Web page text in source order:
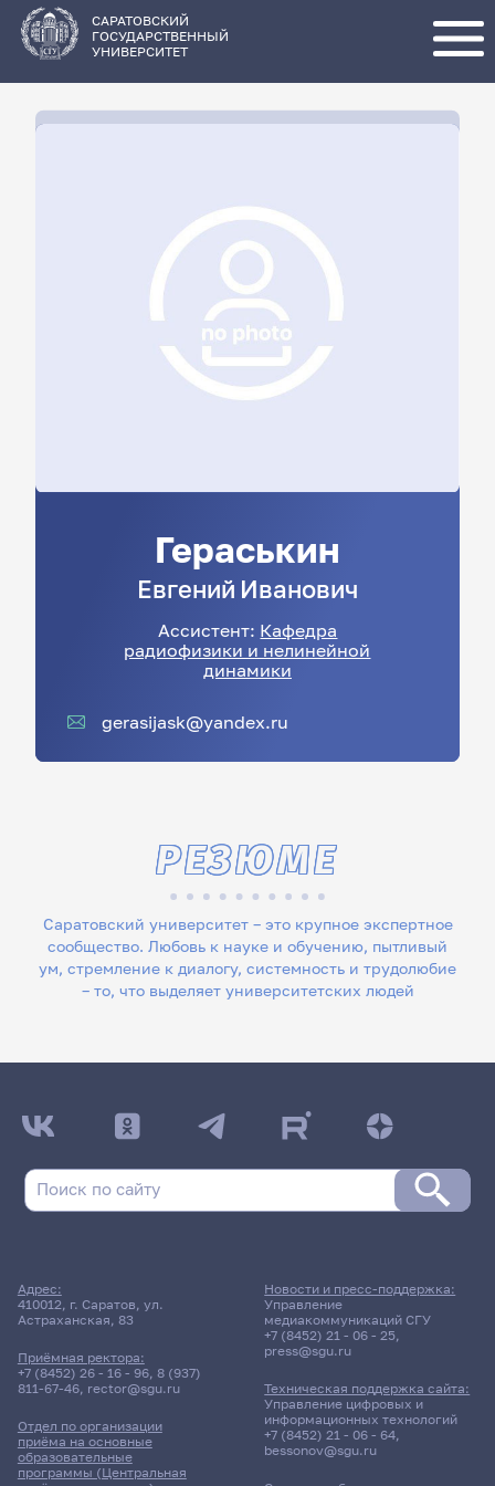
основному
содержанию
САРАТОВСКИЙ
ГОСУДАРСТВЕННЫЙ
УНИВЕРСИТЕТ
Гераськин
Евгений Иванович
Ассистент: Кафедра
радиофизики и нелинейной
динамики
gerasijask@yandex.ru
Саратовский университет – это крупное экспертное
сообщество. Любовь к науке и обучению, пытливый
ум, стремление к диалогу, системность и трудолюбие
– то, что выделяет университетских людей
РЕЗЮМЕ
Адрес:
410012, г. Саратов, ул.
Астраханская, 83
Приёмная ректора:
+7 (8452) 26 - 16 - 96, 8 (937)
811-67-46, rector@sgu.ru
Отдел по организации
приёма на основные
образовательные
программы (Центральная
Новости и пресс-поддержка:
Управление
медиакоммуникаций СГУ
+7 (8452) 21 - 06 - 25,
press@sgu.ru
Техническая поддержка сайта:
Управление цифровых и
информационных технологий
+7 (8452) 21 - 06 - 64,
bessonov@sgu.ru